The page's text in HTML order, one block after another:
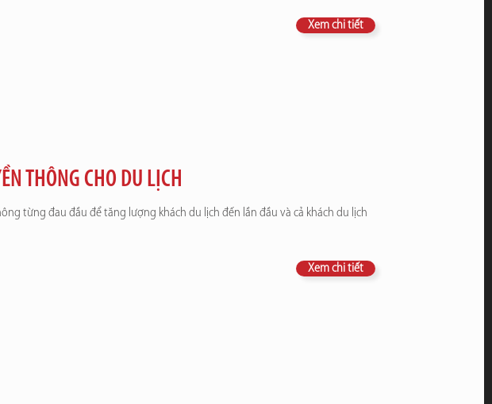
Xem chi tiết
THÔNG CHO DU LỊCH
từng đau đầu để tăng lượng khách du lịch đến lần đầu và cả khách du lịch
Xem chi tiết